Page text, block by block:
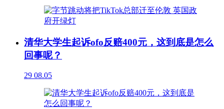
清华大学生起诉ofo反赔400元，这到底是怎么
回事呢？
29 08.05